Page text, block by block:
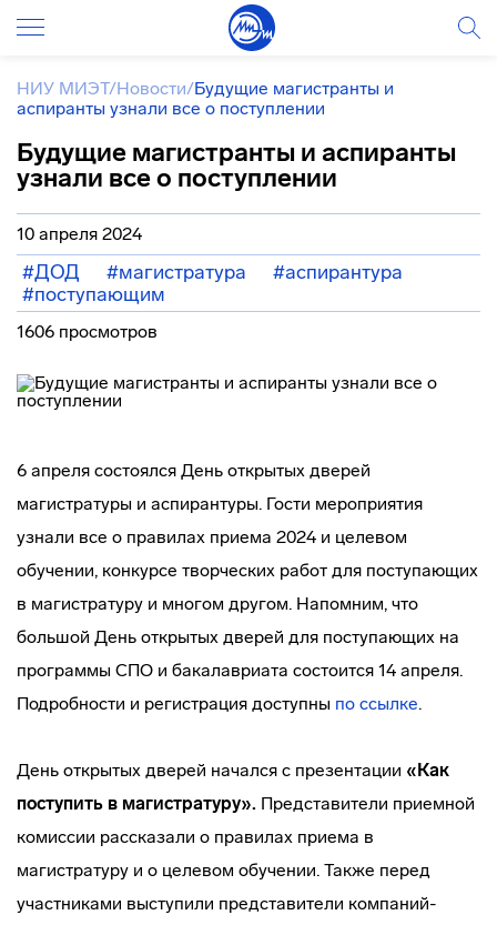
НИУ МИЭТ/Новости/Будущие магистранты и
аспиранты узнали все о поступлении
Будущие магистранты и аспиранты
узнали все о поступлении
10 апреля 2024
#ДОД #магистратура
#аспирантура
#поступающим
1606 просмотров
6 апреля состоялся День открытых дверей
магистратуры и аспирантуры. Гости мероприятия
узнали все о правилах приема 2024 и целевом
обучении, конкурсе творческих работ для поступающих
в магистратуру и многом другом. Напомним, что
большой День открытых дверей для поступающих на
программы СПО и бакалавриата состоится 14 апреля.
Подробности и регистрация доступны по ссылке.
День открытых дверей начался с презентации «Как
поступить в магистратуру». Представители приемной
комиссии рассказали о правилах приема в
магистратуру и о целевом обучении. Также перед
участниками выступили представители компаний-